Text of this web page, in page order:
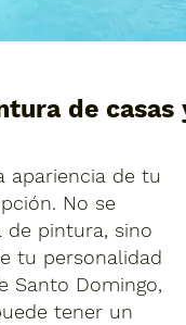
apariencia de tu
No se
pintura, sino
tu personalidad
Santo Domingo,
tener un
de casas